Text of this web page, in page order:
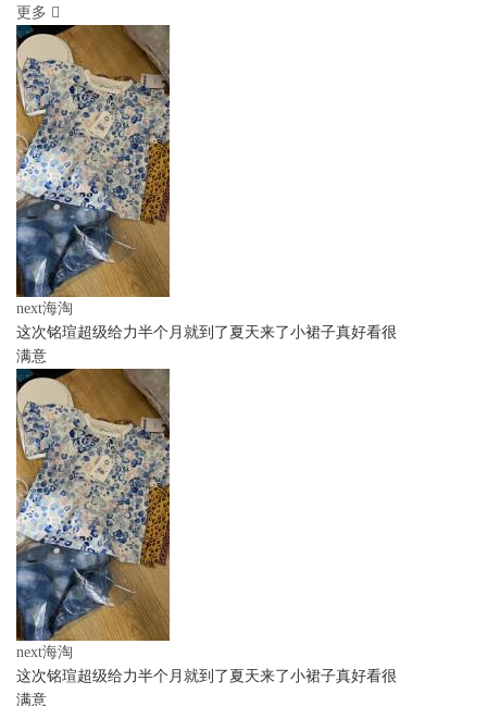
更多
next海淘
这次铭瑄超级给力半个月就到了夏天来了小裙子真好看很
满意
next海淘
这次铭瑄超级给力半个月就到了夏天来了小裙子真好看很
满意